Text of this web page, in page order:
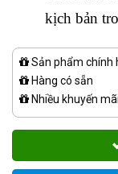
kịch bản
Sản phẩm chính
Hàng có sẵn
Nhiều khuyến